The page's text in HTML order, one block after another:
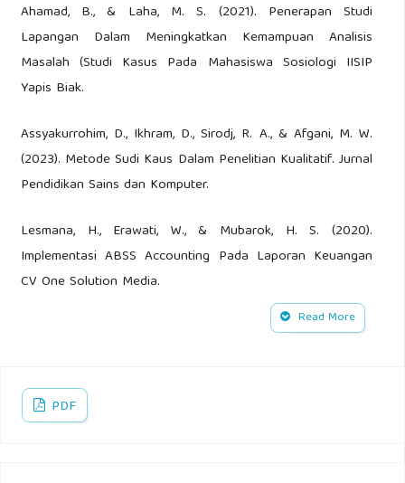
Ahamad, B., & Laha, M. S. (2021). Penerapan Studi
Lapangan Dalam Meningkatkan Kemampuan Analisis
Masalah (Studi Kasus Pada Mahasiswa Sosiologi IISIP
Yapis Biak.
Assyakurrohim, D., Ikhram, D., Sirodj, R. A., & Afgani, M. W.
(2023). Metode Sudi Kaus Dalam Penelitian Kualitatif. Jurnal
Pendidikan Sains dan Komputer.
Lesmana, H., Erawati, W., & Mubarok, H. S. (2020).
Implementasi ABSS Accounting Pada Laporan Keuangan
CV One Solution Media.
Istiyana, N. A., Nurniah, Natsir, S., & Sabang, I. (2018).
Menggunakan MYOB-Accounting. 116-121.
Read More
PDF